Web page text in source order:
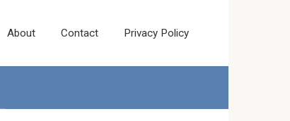
About Contact Privacy Policy